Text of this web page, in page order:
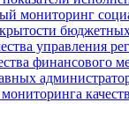
мониторинг
управления
финансового
мониторинга